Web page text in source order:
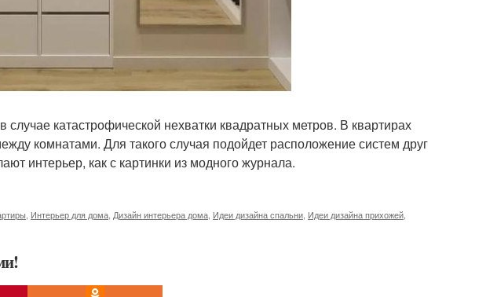
катастрофической нехватки квадратных метров. В квартирах
комнатами. Для такого случая подойдет расположение систем друг
интерьер, как с картинки из модного журнала.
Интерьер для дома Дизайн интерьера дома Идеи дизайна спальни Идеи дизайна прихожей